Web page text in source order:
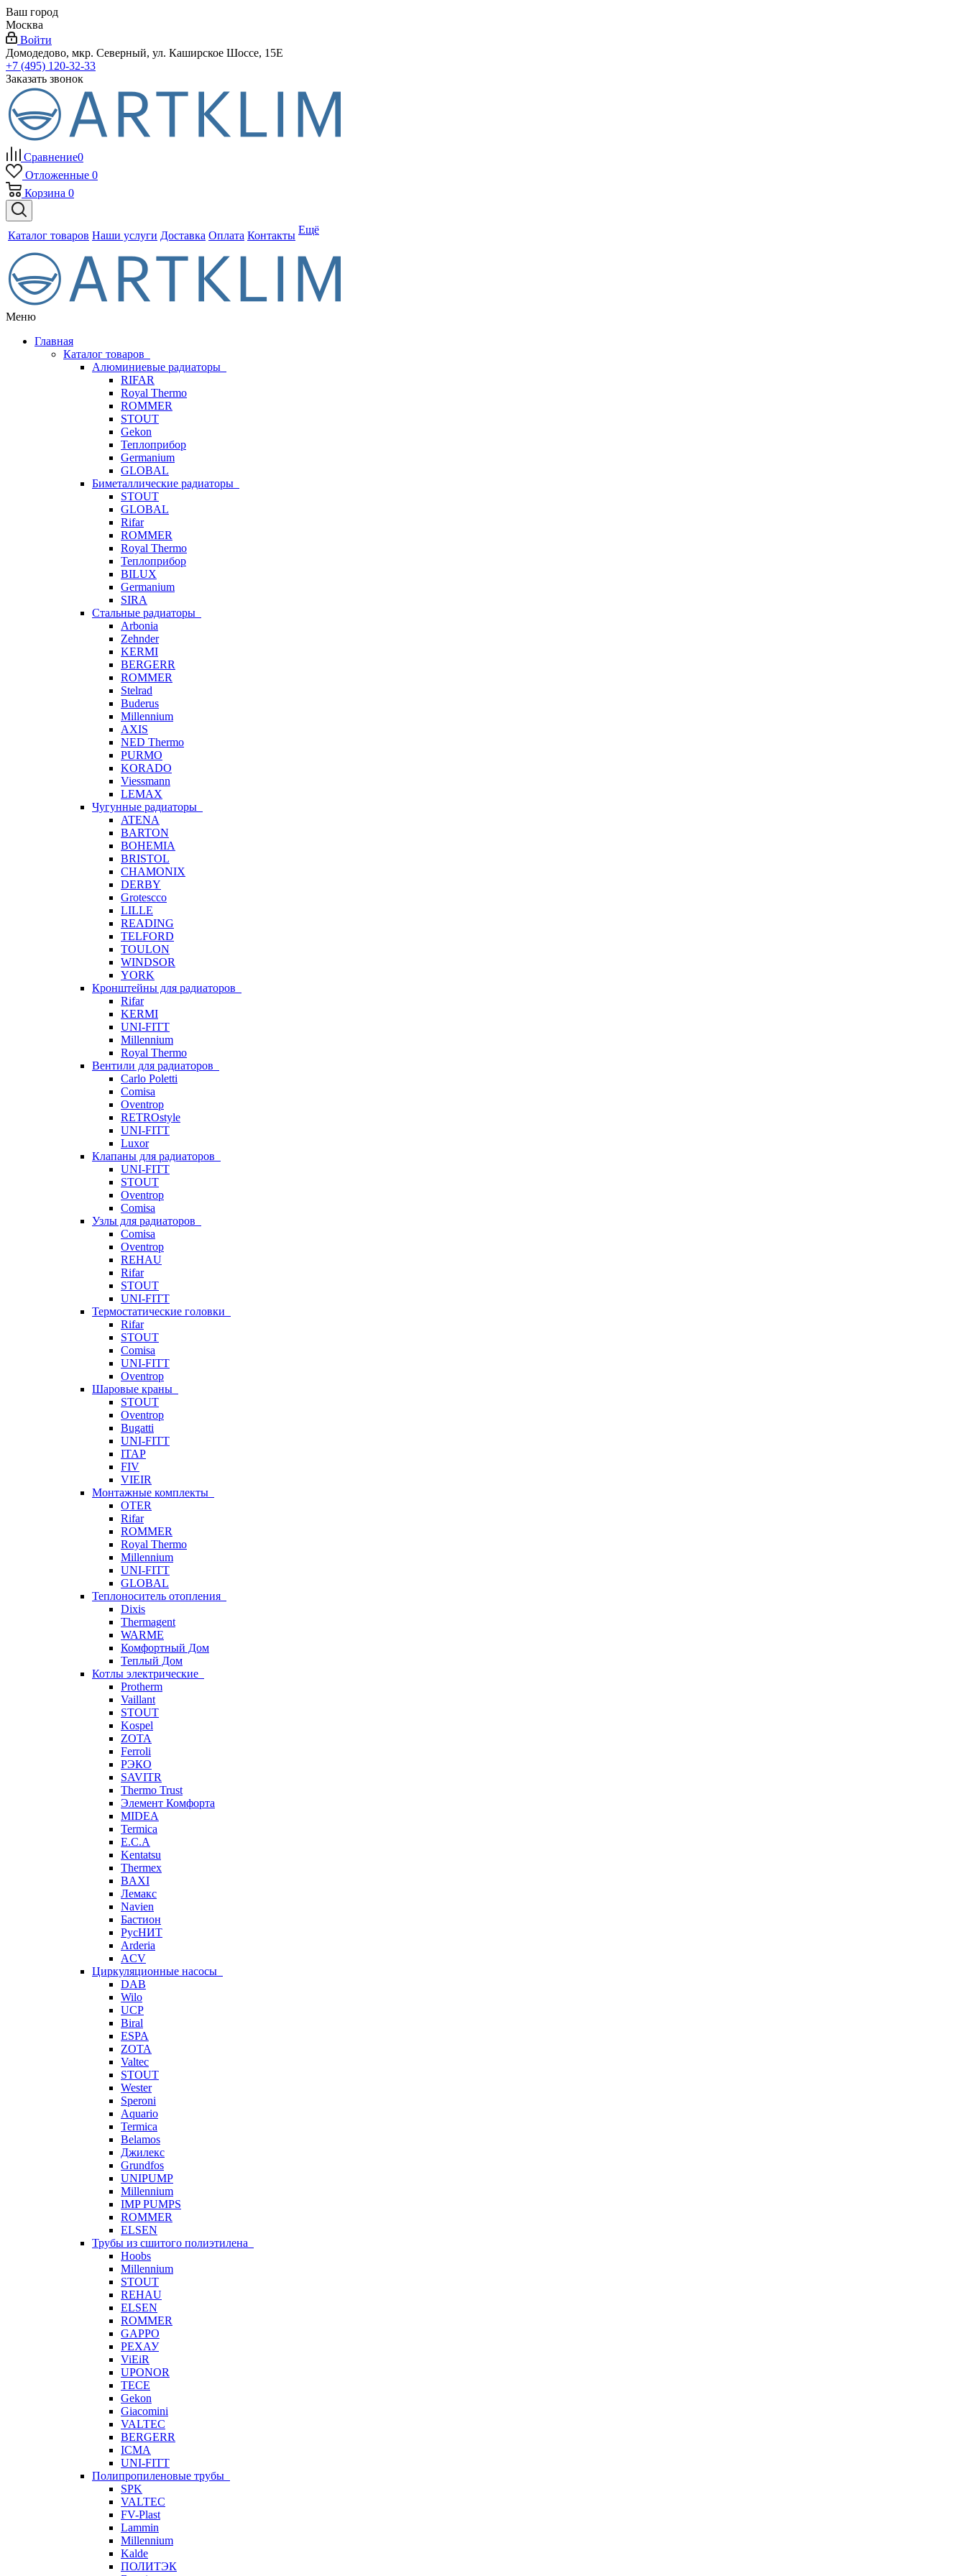
Ваш город
Москва
Войти
Домодедово, мкр. Северный, ул. Каширское Шоссе, 15Е
+7 (495) 120-32-33
Заказать звонок
Сравнение0
Отложенные 0
Корзина 0
Каталог товаров Наши услуги Доставка Оплата Контакты Ещё
Меню
Главная
Каталог товаров
Алюминиевые радиаторы
RIFAR
Royal Thermo
ROMMER
STOUT
Gekon
Теплоприбор
Germanium
GLOBAL
Биметаллические радиаторы
STOUT
GLOBAL
Rifar
ROMMER
Royal Thermo
Теплоприбор
BILUX
Germanium
SIRA
Стальные радиаторы
Arbonia
Zehnder
KERMI
BERGERR
ROMMER
Stelrad
Buderus
Millennium
AXIS
NED Thermo
PURMO
KORADO
Viessmann
LEMAX
Чугунные радиаторы
ATENA
BARTON
BOHEMIA
BRISTOL
CHAMONIX
DERBY
Grotescco
LILLE
READING
TELFORD
TOULON
WINDSOR
YORK
Кронштейны для радиаторов
Rifar
KERMI
UNI-FITT
Millennium
Royal Thermo
Вентили для радиаторов
Carlo Poletti
Comisa
Oventrop
RETROstyle
UNI-FITT
Luxor
Клапаны для радиаторов
UNI-FITT
STOUT
Oventrop
Comisa
Узлы для радиаторов
Comisa
Oventrop
REHAU
Rifar
STOUT
UNI-FITT
Термостатические головки
Rifar
STOUT
Comisa
UNI-FITT
Oventrop
Шаровые краны
STOUT
Oventrop
Bugatti
UNI-FITT
ITAP
FIV
VIEIR
Монтажные комплекты
OTER
Rifar
ROMMER
Royal Thermo
Millennium
UNI-FITT
GLOBAL
Теплоноситель отопления
Dixis
Thermagent
WARME
Комфортный Дом
Теплый Дом
Котлы электрические
Protherm
Vaillant
STOUT
Kospel
ZOTA
Ferroli
РЭКО
SAVITR
Thermo Trust
Элемент Комфорта
MIDEA
Termica
E.C.A
Kentatsu
Thermex
BAXI
Лемакс
Navien
Бастион
РусНИТ
Arderia
ACV
Циркуляционные насосы
DAB
Wilo
UCP
Biral
ESPA
ZOTA
Valtec
STOUT
Wester
Speroni
Aquario
Termica
Belamos
Джилекс
Grundfos
UNIPUMP
Millennium
IMP PUMPS
ROMMER
ELSEN
Трубы из сшитого полиэтилена
Hoobs
Millennium
STOUT
REHAU
ELSEN
ROMMER
GAPPO
РЕХАУ
ViEiR
UPONOR
TECE
Gekon
Giacomini
VALTEC
BERGERR
ICMA
UNI-FITT
Полипропиленовые трубы
SPK
VALTEC
FV-Plast
Lammin
Millennium
Kalde
ПОЛИТЭК